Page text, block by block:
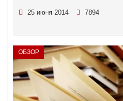
25 июня 2014 7894
ОБЗОР